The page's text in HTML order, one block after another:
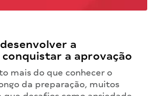
a
a aprovação
mais do que conhecer o
da preparação, muitos